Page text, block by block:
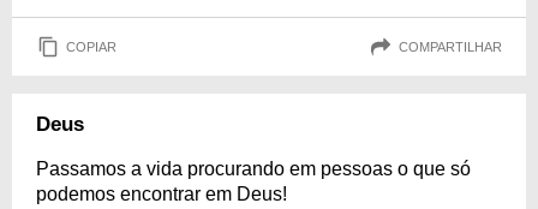
COPIAR COMPARTILHAR
Deus
Passamos a vida procurando em pessoas o que só
podemos encontrar em Deus!